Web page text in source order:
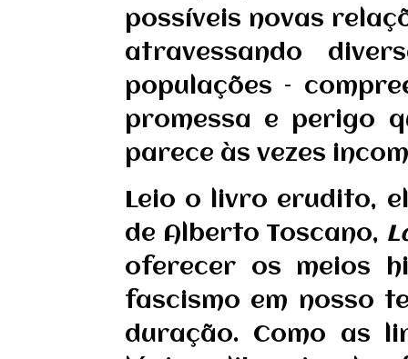
possíveis novas
atravessando
populações –
promessa e perigo
parece às vezes
Leio o livro erudito,
de Alberto Toscano,
oferecer os meios
fascismo em nosso
duração. Como as